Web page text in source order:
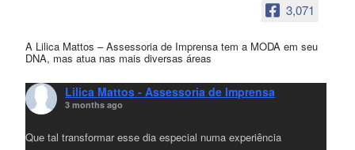
3,071
A Lilica Mattos – Assessoria de Imprensa tem a MODA em seu
DNA, mas atua nas mais diversas áreas
Lilica Mattos - Assessoria de Imprensa
3 months ago
Que tal transformar esse dia especial numa experiência